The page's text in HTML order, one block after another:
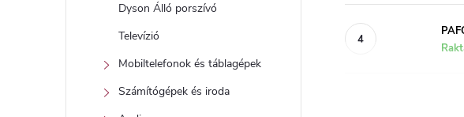
Dyson Álló porszívó
Televízió
Mobiltelefonok és táblagépek
Számítógépek és iroda